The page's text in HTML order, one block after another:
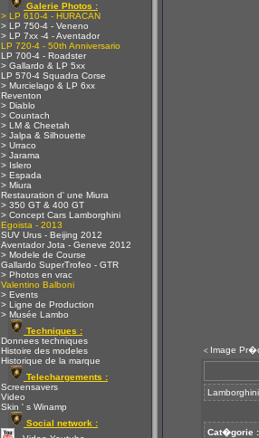
Galerie Photos :
> LP 610-4 - HURACAN
> LP 750-4 - Veneno
> LP 7xx -4 - Aventador
LP 720-4 - 50th Anniversario
LP 700-4 - Roadster
> Gallardo & LP 5xx
LP 570-4 Squadra Corse
> Murcielago & LP 6xx
Reventon
> Diablo
> Countach
> LM & Cheetah
> Jalpa & Silhouette
> Urraco
> Jarama
> Islero
> Espada
> Miura
Restauration d' une Miura
> 350 GT & 400 GT
> Concept Cars Lamborghini
Egoista - 2013
SUV Urus - Beijing 2012
Aventador Jota - Geneve 2012
> Modele de Course
Gallardo SuperTrofeo - GTR
> Photos en vrac
Valentino Balboni
> Events
> Ligne de Production
> Musée Lambo
Techniques :
Donnees techniques
Histoire des modeles
Historique de la marque
Telechargements :
Screensavers
Video
Skin ' s Winamp
Social network :
< Image
Cat�gorie :